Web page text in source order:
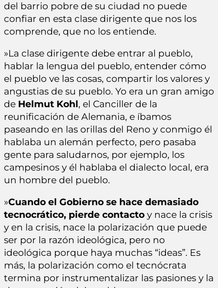
del barrio pobre de su ciudad no puede
confiar en esta clase dirigente que nos los
comprende, que no los entiende.
»La clase dirigente debe entrar al pueblo,
hablar la lengua del pueblo, entender cómo
el pueblo ve las cosas, compartir los valores y
angustias de su pueblo. Yo era un gran amigo
de Helmut Kohl, el Canciller de la
reunificación de Alemania, e íbamos
paseando en las orillas del Reno y conmigo él
hablaba un alemán perfecto, pero pasaba
gente para saludarnos, por ejemplo, los
campesinos y él hablaba el dialecto local, era
un hombre del pueblo.
»Cuando el Gobierno se hace demasiado
tecnocrático, pierde contacto y nace la crisis
y en la crisis, nace la polarización que puede
ser por la razón ideológica, pero no
ideológica porque haya muchas “ideas”. Es
más, la polarización como el tecnócrata
termina por instrumentalizar las pasiones y la